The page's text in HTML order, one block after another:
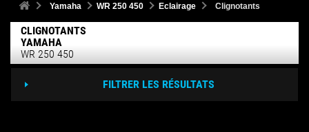
Yamaha WR 250 450 Eclairage Clignotants
CLIGNOTANTS
YAMAHA
WR 250 450
FILTRER LES RÉSULTATS